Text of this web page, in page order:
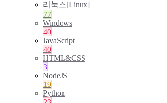
리눅스[Linux]
77
Windows
40
JavaScript
40
HTML&CSS
3
NodeJS
19
Python